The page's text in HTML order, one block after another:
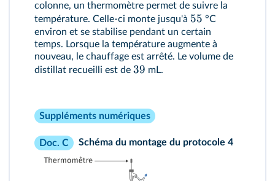
colonne, un thermomètre permet de suivre la
température. Celle-ci monte jusqu'à 55 °C
environ et se stabilise pendant un certain
temps. Lorsque la température augmente à
nouveau, le chauffage est arrêté. Le volume de
distillat recueilli est de 39 mL.
Suppléments numériques
Doc. C Schéma du montage du protocole 4